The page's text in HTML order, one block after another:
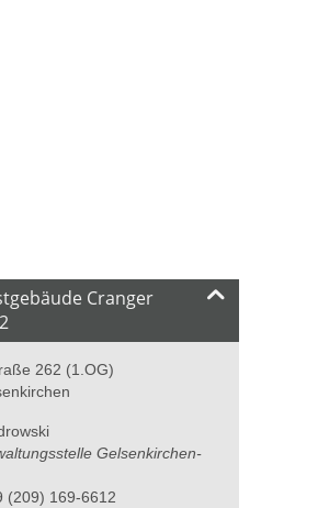
Cranger
262 (1.OG)
Gelsenkirchen-
(209) 169-6612